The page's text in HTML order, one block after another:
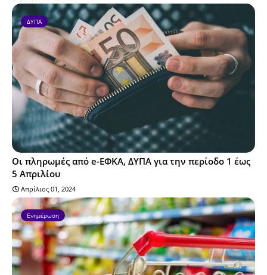
ΔΥΠΑ
Οι πληρωμές από e-ΕΦΚΑ, ΔΥΠΑ για την περίοδο 1 έως
5 Απριλίου
Απρίλιος 01, 2024
Ενημέρωση